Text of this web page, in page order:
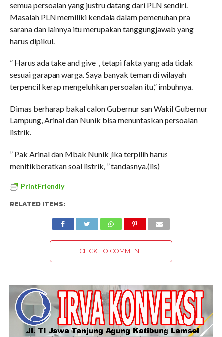
semua persoalan yang justru datang dari PLN sendiri.
Masalah PLN memiliki kendala dalam pemenuhan pra
sarana dan lainnya itu merupakan tanggungjawab yang
harus dipikul.
” Harus ada take and give , tetapi fakta yang ada tidak
sesuai garapan warga. Saya banyak teman di wilayah
terpencil kerap mengeluhkan persoalan itu,” imbuhnya.
Dimas berharap bakal calon Gubernur san Wakil Gubernur
Lampung, Arinal dan Nunik bisa menuntaskan persoalan
listrik.
” Pak Arinal dan Mbak Nunik jika terpilih harus
menitikberatkan soal listrik, ” tandasnya.(lis)
PrintFriendly
RELATED ITEMS:
CLICK TO COMMENT